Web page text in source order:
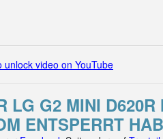
unlock video on YouTube
LG G2 MINI D620R
ENTSPERRT